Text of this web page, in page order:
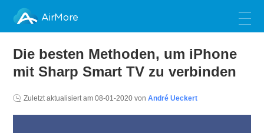
AirMore
Die besten Methoden, um iPhone
mit Sharp Smart TV zu verbinden
Zuletzt aktualisiert am08-01-2020 vonAndré Ueckert